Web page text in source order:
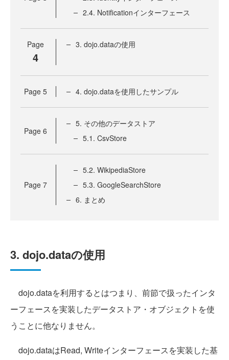
2.4. Notificationインターフェース
Page
4
3. dojo.dataの使用
Page 5 4. dojo.dataを使用したサンプル
Page 6
5. その他のデータストア
5.1. CsvStore
Page 7
5.2. WikipediaStore
5.3. GoogleSearchStore
6. まとめ
3. dojo.dataの使用
dojo.dataを利用するとはつまり、前節で扱ったインタ
ーフェースを実装したデータストア・オブジェクトを使
うことに他なりません。
dojo.dataはRead, Writeインターフェースを実装した基